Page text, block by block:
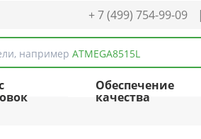
+ 7 (499) 754-99-09 |
например ATMEGA8515L
Обеспечение
качества